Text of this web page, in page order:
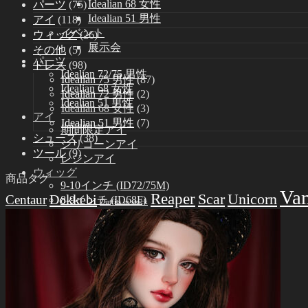
Idealian 68 女性
Idealian 51 男性
イベント
展示会
パーツ
Idealian 72/75 男性
Idealian 68 女性
Idealian 51 男性
アイ
期間限定アイ
シリコーンアイ
レジンアイ
ウィッグ
9-10インチ (ID72/75M)
8-9インチ (ID68F)
6-7インチ (ID51M)
Idealian 75 男性
Idealian 72 男性
Idealian 68 女性
Idealian 51 男性
シューズ
パーツ (75)
アイ (118)
ウィッグ (26)
その他 (5)
ドレス (98)
Idealian 75 男性 (87)
Idealian 72 男性 (2)
Idealian 68 女性 (3)
Idealian 51 男性 (7)
シューズ (38)
ツール (9)
商品タグ
CentaurDokkebi Outfits in stock Reaper ScarUnicorn